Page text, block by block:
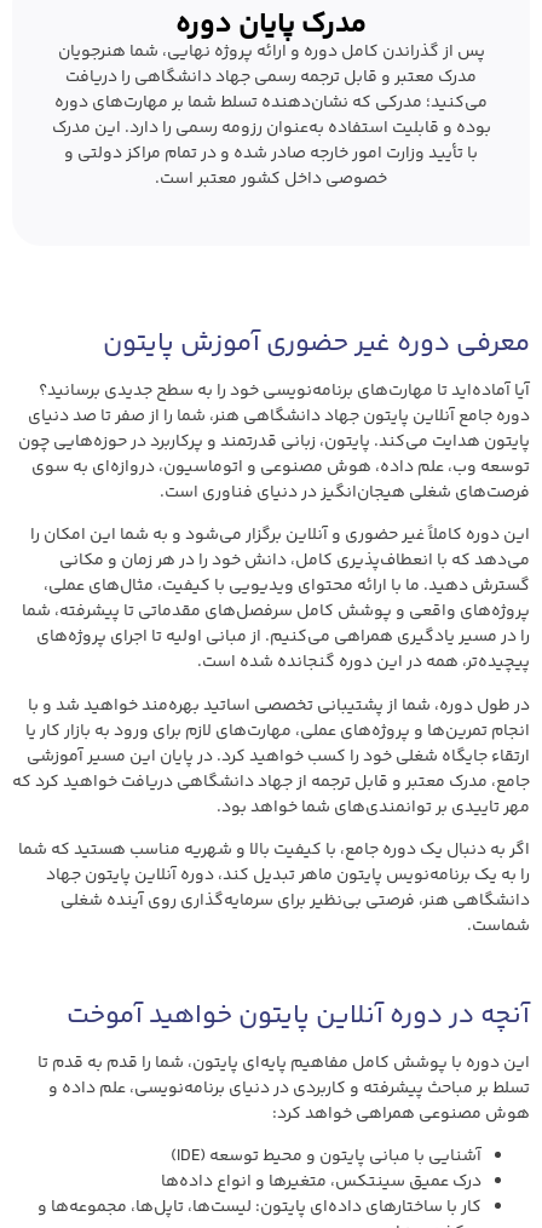
مدرک پایان دوره
پس از گذراندن کامل دوره و ارائه پروژه نهایی، شما هنرجویان
مدرک معتبر و قابل ترجمه رسمی جهاد دانشگاهی را دریافت
می‌کنید؛ مدرکی که نشان‌دهنده تسلط شما بر مهارت‌های دوره
بوده و قابلیت استفاده به‌عنوان رزومه رسمی را دارد. این مدرک
با تأیید وزارت امور خارجه صادر شده و در تمام مراکز دولتی و
خصوصی داخل کشور معتبر است.
معرفی دوره غیر حضوری آموزش پایتون
آیا آماده‌اید تا مهارت‌های برنامه‌نویسی خود را به سطح جدیدی برسانید؟
دوره جامع آنلاین پایتون جهاد دانشگاهی هنر، شما را از صفر تا صد دنیای
پایتون هدایت می‌کند. پایتون، زبانی قدرتمند و پرکاربرد در حوزه‌هایی چون
توسعه وب، علم داده، هوش مصنوعی و اتوماسیون، دروازه‌ای به سوی
فرصت‌های شغلی هیجان‌انگیز در دنیای فناوری است.
این دوره کاملاً غیر حضوری و آنلاین برگزار می‌شود و به شما این امکان را
می‌دهد که با انعطاف‌پذیری کامل، دانش خود را در هر زمان و مکانی
گسترش دهید. ما با ارائه محتوای ویدیویی با کیفیت، مثال‌های عملی،
پروژه‌های واقعی و پوشش کامل سرفصل‌های مقدماتی تا پیشرفته، شما
را در مسیر یادگیری همراهی می‌کنیم. از مبانی اولیه تا اجرای پروژه‌های
پیچیده‌تر، همه در این دوره گنجانده شده است.
در طول دوره، شما از پشتیبانی تخصصی اساتید بهره‌مند خواهید شد و با
انجام تمرین‌ها و پروژه‌های عملی، مهارت‌های لازم برای ورود به بازار کار یا
ارتقاء جایگاه شغلی خود را کسب خواهید کرد. در پایان این مسیر آموزشی
جامع، مدرک معتبر و قابل ترجمه از جهاد دانشگاهی دریافت خواهید کرد که
مهر تاییدی بر توانمندی‌های شما خواهد بود.
اگر به دنبال یک دوره جامع، با کیفیت بالا و شهریه مناسب هستید که شما
را به یک برنامه‌نویس پایتون ماهر تبدیل کند، دوره آنلاین پایتون جهاد
دانشگاهی هنر، فرصتی بی‌نظیر برای سرمایه‌گذاری روی آینده شغلی
شماست.
آنچه در دوره آنلاین پایتون خواهید آموخت
این دوره با پوشش کامل مفاهیم پایه‌ای پایتون، شما را قدم به قدم تا
تسلط بر مباحث پیشرفته و کاربردی در دنیای برنامه‌نویسی، علم داده و
هوش مصنوعی همراهی خواهد کرد:
آشنایی با مبانی پایتون و محیط توسعه (IDE)
درک عمیق سینتکس، متغیرها و انواع داده‌ها
کار با ساختارهای داده‌ای پایتون: لیست‌ها، تاپل‌ها، مجموعه‌ها و